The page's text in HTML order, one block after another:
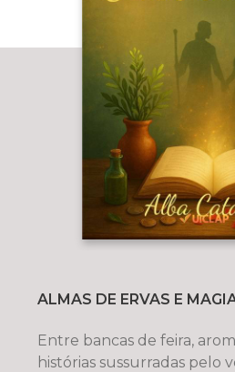
ALMAS DE ERVAS E
Entre bancas de feira,
histórias sussurradas pelo